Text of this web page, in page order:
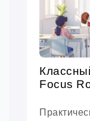
Focus